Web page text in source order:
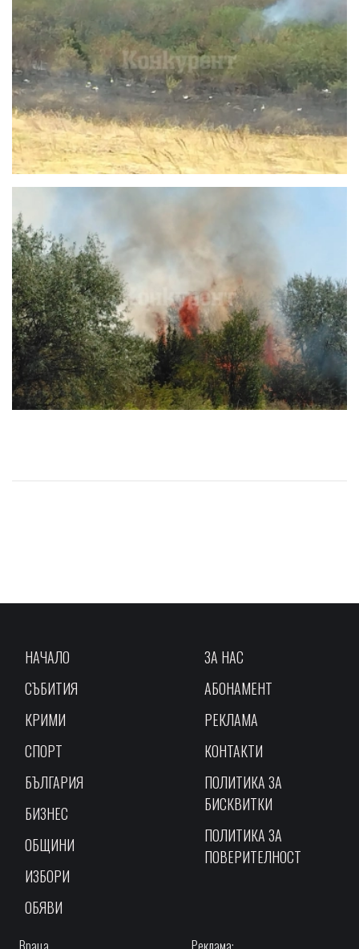
НАЧАЛО
СЪБИТИЯ
КРИМИ
СПОРТ
БЪЛГАРИЯ
БИЗНЕС
ОБЩИНИ
ИЗБОРИ
ОБЯВИ
ЗА НАС
АБОНАМЕНТ
РЕКЛАМА
КОНТАКТИ
ПОЛИТИКА ЗА
БИСКВИТКИ
ПОЛИТИКА ЗА
ПОВЕРИТЕЛНОСТ